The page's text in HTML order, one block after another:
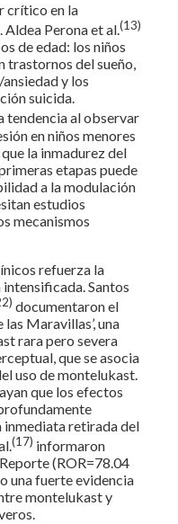
crítico en la
Perona et al.(13)
de edad: los niños
trastornos del sueño,
y los
suicida.
tendencia al observar
en niños menores
la inmadurez del
etapas puede
a la modulación
estudios
mecanismos
refuerza la
Santos
documentaron el
las Maravillas’, una
rara pero severa
que se asocia
uso de montelukast.
que los efectos
inmediata retirada del
(17) informaron
(ROR=78.04
una fuerte evidencia
montelukast y